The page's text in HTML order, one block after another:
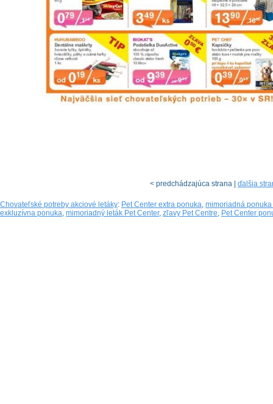
< predchádzajúca strana | ďalšia
Chovateľské potreby akciové letáky: Pet Center extra ponuka, mimoriadná ponuka
exkluzívna ponuka, mimoriadný leták Pet Center, zľavy Pet Centre, Pet Center